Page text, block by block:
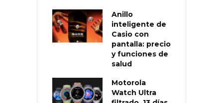
Anillo
inteligente de
Casio con
pantalla: precio
y funciones de
salud
Motorola
Watch Ultra